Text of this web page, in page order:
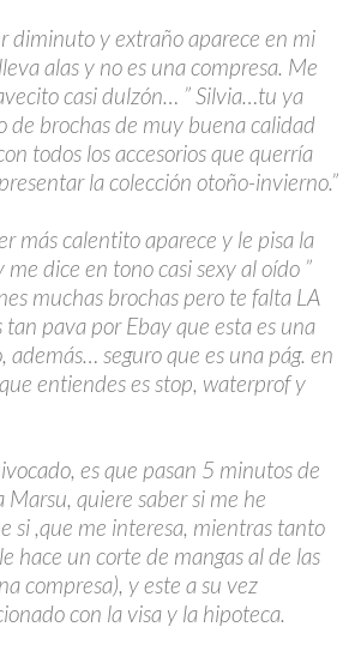
diminuto y extraño aparece en mi
alas y no es una compresa. Me
casi dulzón… ” Silvia…tu ya
de brochas de muy buena calidad
todos los accesorios que querría
la colección otoño-invierno.”
más calentito aparece y le pisa la
dice en tono casi sexy al oído ”
muchas brochas pero te falta LA
pava por Ebay que esta es una
seguro que es una pág. en
entiendes es stop, waterprof y
es que pasan 5 minutos de
Marsu, quiere saber si me he
si ,que me interesa, mientras tanto
hace un corte de mangas al de las
compresa), y este a su vez
con la visa y la hipoteca.